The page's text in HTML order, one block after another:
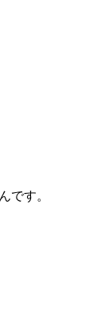
です。